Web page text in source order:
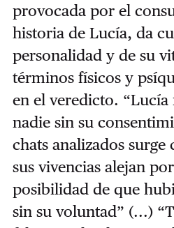
provocada por el
historia de Lucía, da
personalidad y de su
términos físicos y
en el veredicto. “Lucía
nadie sin su
chats analizados surge
sus vivencias alejan
posibilidad de que
sin su voluntad” (...)